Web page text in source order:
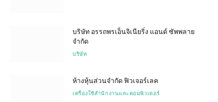
บริษัท อรรถพรเอ็นจิเนียริ่ง แอนด์ ซัพพลาย
จำกัด
บริษัท
ห้างหุ้นส่วนจำกัด ฟิวเจอร์เลค
เครื่องใช้สำนักงานและคอมพิวเตอร์